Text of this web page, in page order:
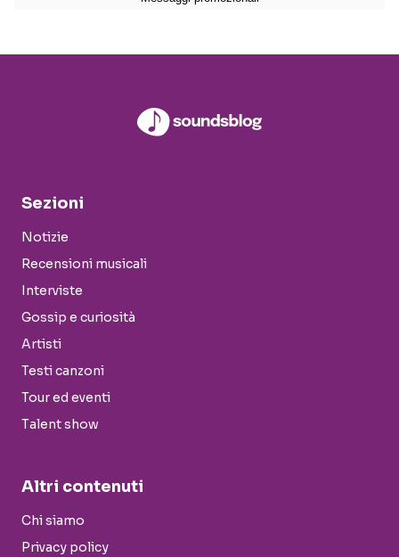
Sezioni
Notizie
Recensioni musicali
Interviste
Gossip e curiosità
Artisti
Testi canzoni
Tour ed eventi
Talent show
Altri contenuti
Chi siamo
Privacy policy